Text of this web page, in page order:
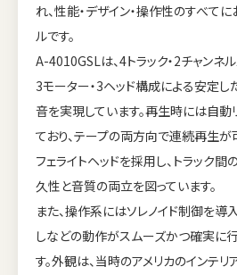
れ、性能・デザイン・操作性のすべて
ルです。
A-4010GSLは、4トラック・2チャンネ
3モーター・3ヘッド構成による安定
音を実現しています。再生時には自
ており、テープの両方向で連続再生が
フェライトヘッドを採用し、トラック
久性と音質の両立を図っています。
また、操作系にはソレノイド制御を導
しなどの動作がスムーズかつ確実に
す。外観は、当時のアメリカのインテ